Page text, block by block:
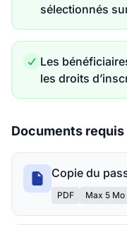
sélectionnés
Les
les droits
Documents requis
Copie du
PDF Max 5 Mo